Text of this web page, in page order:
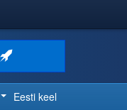
Eesti keel